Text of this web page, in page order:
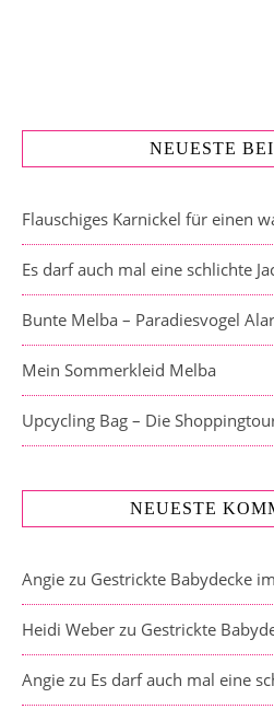
NEUESTE
Flauschiges Karnickel für einen
Es darf auch mal eine schlichte
Bunte Melba – Paradiesvogel
Mein Sommerkleid Melba
Upcycling Bag – Die
NEUESTE
Angie zu Gestrickte Babydecke
Heidi Weber zu Gestrickte
Angie zu Es darf auch mal eine